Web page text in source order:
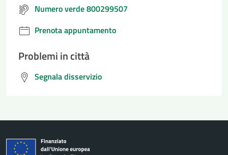
Numero verde 800299507
Prenota appuntamento
Problemi in città
Segnala disservizio